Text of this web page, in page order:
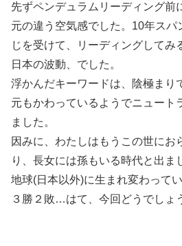
先ずペンデュラムリーディング前
元の違う空気感でした。10年スパ
じを受けて、リーディングしてみ
日本の波動、でした。
浮かんだキーワードは、陰極まり
元もかわっているようでニュート
ました。
因みに、わたしはもうこの世にお
り、長女には孫もいる時代と出ま
地球(日本以外)に生まれ変わって
３勝２敗…はて、今回どうでしょ